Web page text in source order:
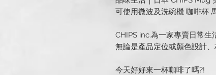
可使用微波及洗碗機 咖啡杯
CHIPS inc.為一家專賣日常生
無論是產品定位或顏色設計
今天好好來一杯咖啡了嗎?!